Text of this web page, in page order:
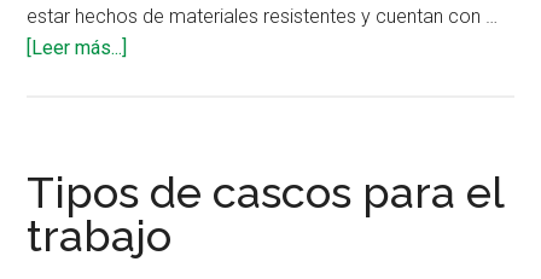
estar hechos de materiales resistentes y cuentan con …
[Leer más...]
prueba
de
derrames
tóxicos
Tipos de cascos para el
trabajo